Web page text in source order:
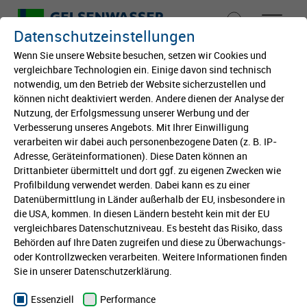
Startseite
Von klein auf
Bildung
Kultur
International
Stiftung
Berufsorientierung in der
Gesamtschule
Gelsenkirchen-Horst
Eine unglaublich wichtige und wertvolle Erfahrung
für alle Teilnehmer*innen!
Noch 1 bis 2 Jahre bis zum Abi und keine Idee, wie
es dann weitergeht?
Datenschutzeinstellungen
Wenn Sie unsere Website besuchen, setzen wir Cookies und
vergleichbare Technologien ein. Einige davon sind technisch
notwendig, um den Betrieb der Website sicherzustellen und
können nicht deaktiviert werden. Andere dienen der Analyse der
Nutzung, der Erfolgsmessung unserer Werbung und der
Verbesserung unseres Angebots. Mit Ihrer Einwilligung
verarbeiten wir dabei auch personenbezogene Daten (z. B. IP-
Adresse, Geräteinformationen). Diese Daten können an
Drittanbieter übermittelt und dort ggf. zu eigenen Zwecken wie
Profilbildung verwendet werden. Dabei kann es zu einer
Datenübermittlung in Länder außerhalb der EU, insbesondere in
die USA, kommen. In diesen Ländern besteht kein mit der EU
vergleichbares Datenschutzniveau. Es besteht das Risiko, dass
Behörden auf Ihre Daten zugreifen und diese zu Überwachungs-
oder Kontrollzwecken verarbeiten. Weitere Informationen finden
Sie in unserer Datenschutzerklärung.
Essenziell Performance